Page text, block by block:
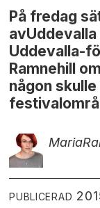
På fredag
avUddevalla
Uddevalla-
Ramnehill
någon
Maria
PUBLICERAD